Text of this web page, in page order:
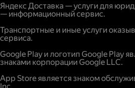
Яндекс Доставка — услуги для
— информационный сервис.
Транспортные и иные услуги
сервиса.
Google Play и логотип Google Play
знаками корпорации Google LLC.
App Store является знаком
Inc.